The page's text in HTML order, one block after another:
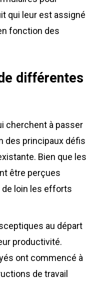
qui leur est assigné
fonction des
différentes
cherchent à passer
des principaux défis
Bien que les
être perçues
de loin les efforts
au départ
productivité.
ont commencé à
de travail